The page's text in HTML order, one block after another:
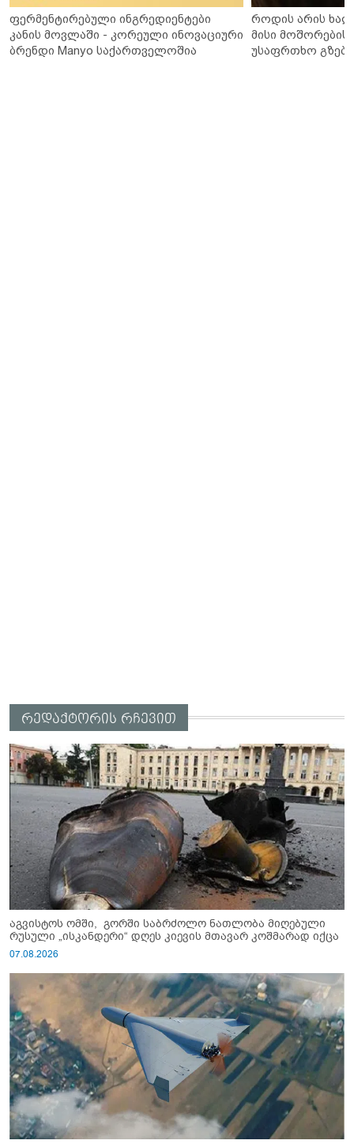
ფერმენტირებული ინგრედიენტები
კანის მოვლაში - კორეული ინოვაციური
ბრენდი Manyo საქართველოშია
როდის არის
მისი მოშორების
უსაფრთხო გზები
რედაქტორის რჩევით
აგვისტოს ომში, გორში საბრძოლო ნათლობა მიღებული
რუსული „ისკანდერი“ დღეს კიევის მთავარ კოშმარად იქცა
07.08.2026